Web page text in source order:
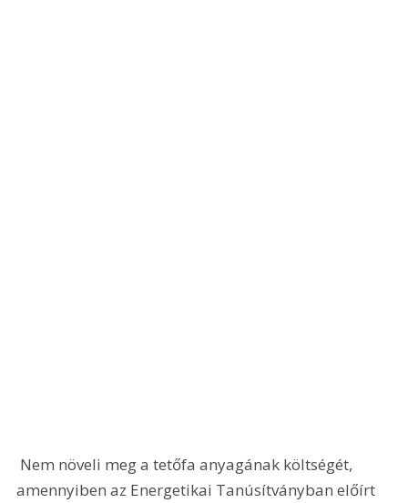
amennyiben az Energetikai Tanúsítványban előírt